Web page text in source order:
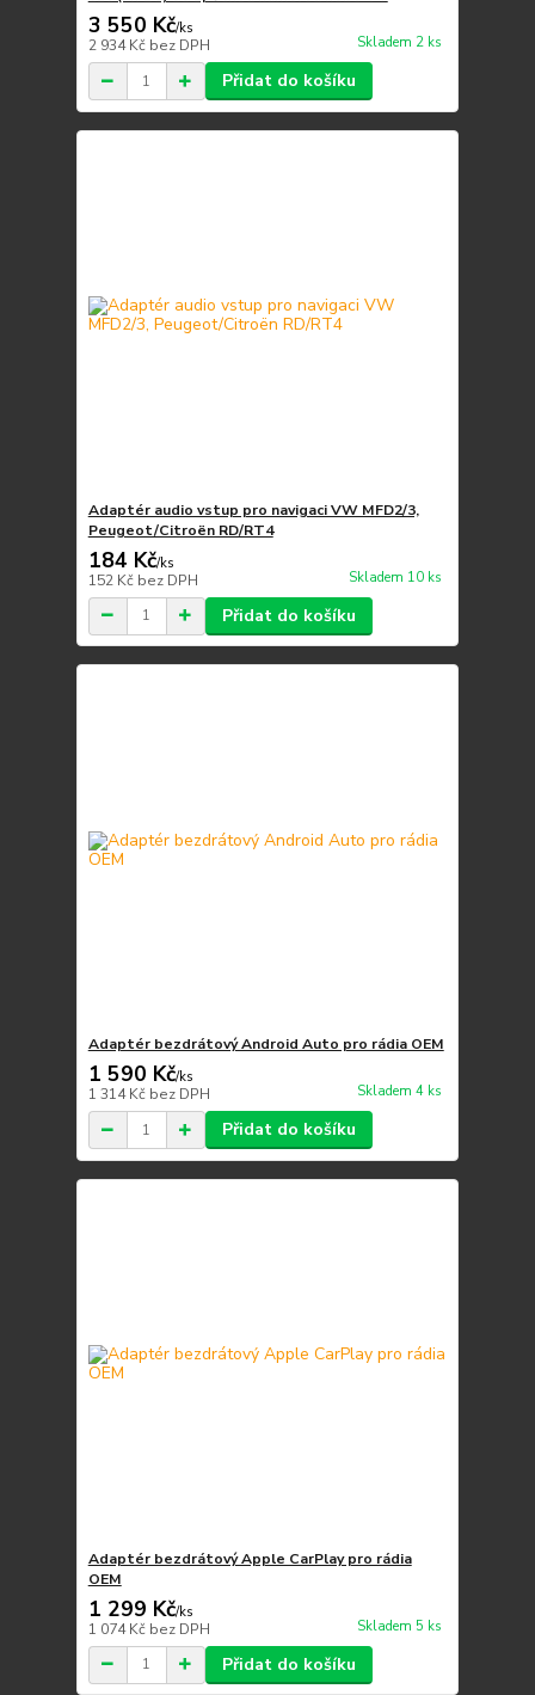
3 550 Kč/ks
2 934 Kč bez DPH Skladem 2 ks
Přidat do košíku
Adaptér audio vstup pro navigaci VW MFD2/3,
Peugeot/Citroën RD/RT4
184 Kč/ks
152 Kč bez DPH Skladem 10 ks
Přidat do košíku
Adaptér bezdrátový Android Auto pro rádia OEM
1 590 Kč/ks
1 314 Kč bez DPH Skladem 4 ks
Přidat do košíku
Adaptér bezdrátový Apple CarPlay pro rádia
OEM
1 299 Kč/ks
1 074 Kč bez DPH Skladem 5 ks
Přidat do košíku